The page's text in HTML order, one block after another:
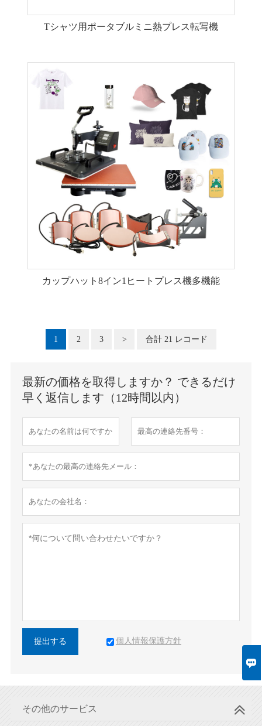

Tシャツ用ポータブルミニ熱プレス転写機
カップハット8イン1ヒートプレス機多機能
1 2 3 > 合計 21 レコード
最新の価格を取得しますか？ できるだけ
早く返信します（12時間以内）
提出する 個人情報保護方針
その他のサービス